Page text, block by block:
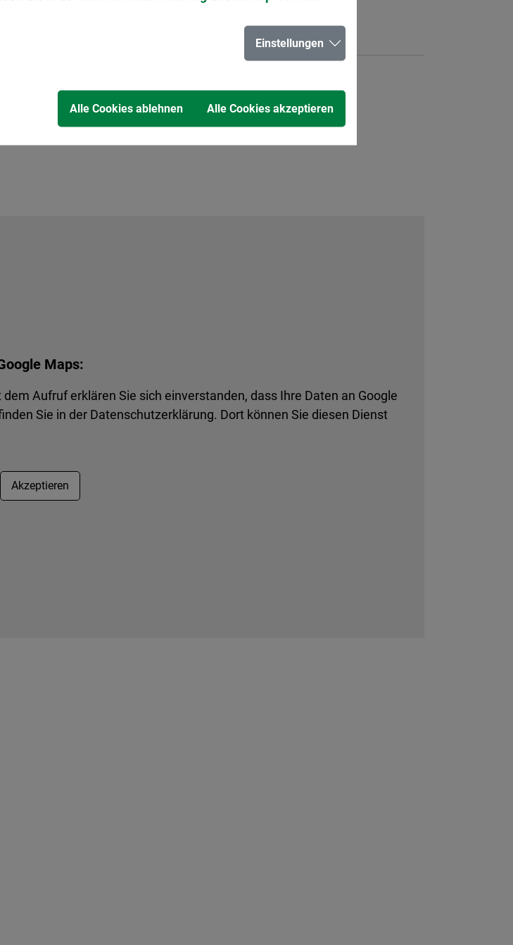
Maps:
Aufruf erklären Sie sich einverstanden, dass Ihre Daten an Google
Sie in der Datenschutzerklärung. Dort können Sie diesen Dienst
Akzeptieren
Einstellungen
Alle Cookies ablehnen Alle Cookies akzeptieren